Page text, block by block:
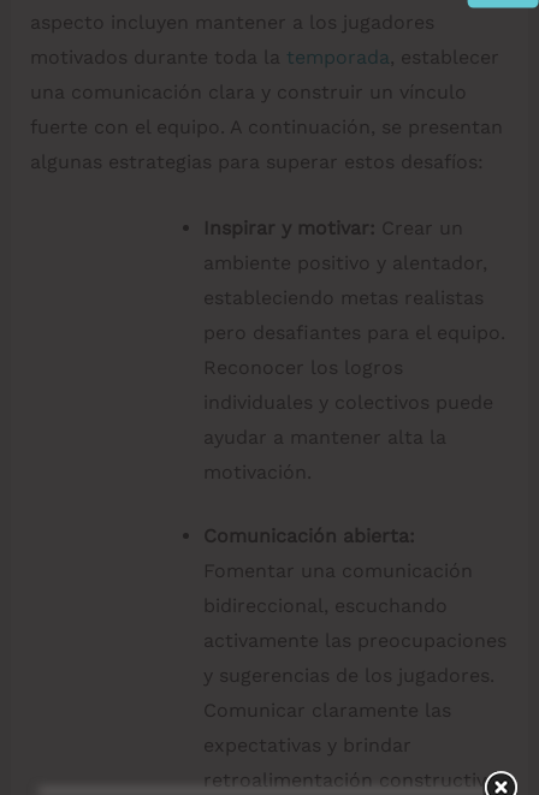
aspecto incluyen mantener a los jugadores
motivados durante toda la temporada, establecer
una comunicación clara y construir un vínculo
fuerte con el equipo. A continuación, se presentan
algunas estrategias para superar estos desafíos:
Inspirar y motivar: Crear un
ambiente positivo y alentador,
estableciendo metas realistas
pero desafiantes para el equipo.
Reconocer los logros
individuales y colectivos puede
ayudar a mantener alta la
motivación.
Comunicación abierta:
Fomentar una comunicación
bidireccional, escuchando
activamente las preocupaciones
y sugerencias de los jugadores.
Comunicar claramente las
expectativas y brindar
retroalimentación constructiva.